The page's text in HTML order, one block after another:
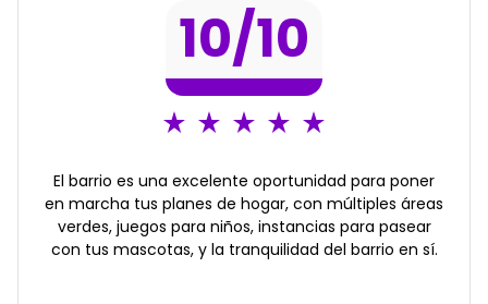
10/10
El barrio es una excelente oportunidad para poner
en marcha tus planes de hogar, con múltiples áreas
verdes, juegos para niños, instancias para pasear
con tus mascotas, y la tranquilidad del barrio en sí.